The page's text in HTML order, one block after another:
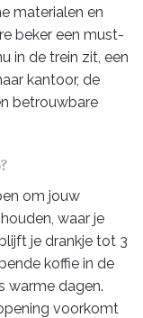
materialen en
beker een must-
in de trein zit, een
kantoor, de
betrouwbare
om jouw
waar je
je drankje tot 3
koffie in de
warme dagen.
voorkomt